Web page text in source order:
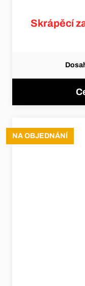
Skrápěcí
NA OBJEDNÁNÍ